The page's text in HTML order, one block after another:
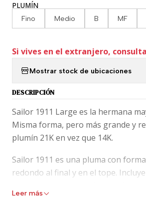
PLUMÍN
Fino Medio B MF
Si vives en el extranjero,
Mostrar stock de ubicaciones
DESCRIPCIÓN
Sailor 1911 Large es la hermana
Misma forma, pero más grande y
plumín 21K en vez que 14K.
Sailor 1911 es una pluma con
redondo al final y en el tope.
Leer más